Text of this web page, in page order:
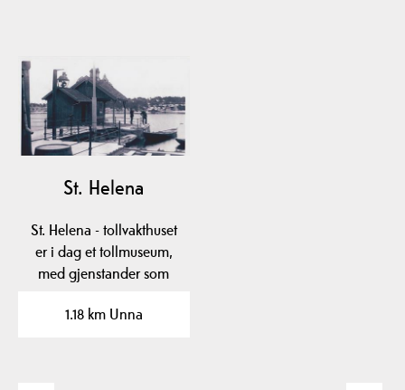
St. Helena
St. Helena - tollvakthuset
er i dag et tollmuseum,
med gjenstander som
1.18 km Unna